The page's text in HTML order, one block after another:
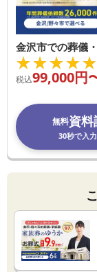
金沢市での葬儀
★★★★★
★★★★★
税込99,000円
無料資料
30秒で入